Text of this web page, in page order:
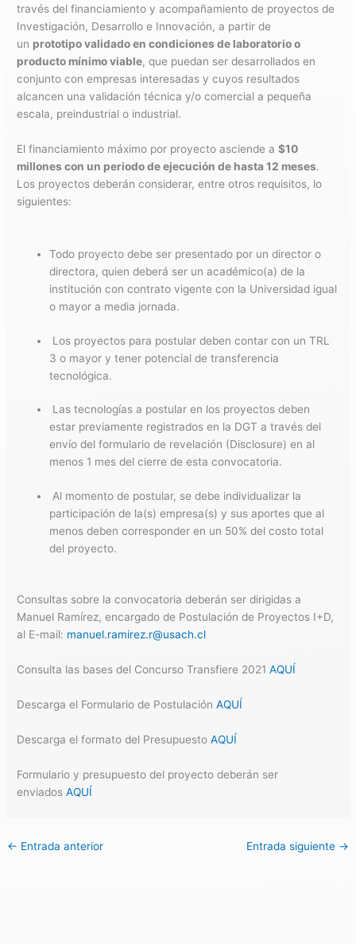
través del financiamiento y acompañamiento de proyectos de
Investigación, Desarrollo e Innovación, a partir de
un prototipo validado en condiciones de laboratorio o
producto mínimo viable, que puedan ser desarrollados en
conjunto con empresas interesadas y cuyos resultados
alcancen una validación técnica y/o comercial a pequeña
escala, preindustrial o industrial.
El financiamiento máximo por proyecto asciende a$10
millones con un periodo de ejecución de hasta 12 meses.
Los proyectos deberán considerar, entre otros requisitos, lo
siguientes:
Todo proyecto debe ser presentado por un director o
directora, quien deberá ser un académico(a) de la
institución con contrato vigente con la Universidad igual
o mayor a media jornada.
Los proyectos para postular deben contar con un TRL
3 o mayor y tener potencial de transferencia
tecnológica.
Las tecnologías a postular en los proyectos deben
estar previamente registrados en la DGT a través del
envío del formulario de revelación (Disclosure) en al
menos 1 mes del cierre de esta convocatoria.
Al momento de postular, se debe individualizar la
participación de la(s) empresa(s) y sus aportes que al
menos deben corresponder en un 50% del costo total
del proyecto.
Consultas sobre la convocatoria deberán ser dirigidas a
Manuel Ramírez, encargado de Postulación de Proyectos I+D,
al E-mail: manuel.ramirez.r@usach.cl
Consulta las bases del Concurso Transfiere 2021 AQUÍ
Descarga el Formulario de PostulaciónAQUÍ
Descarga el formato del PresupuestoAQUÍ
Formulario y presupuesto del proyecto deberán ser
enviados AQUÍ
← Entrada anterior Entrada siguiente →